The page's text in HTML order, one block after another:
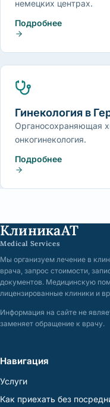
немецких центрах.
Подробнее
Гинекология в
Органосохраняющая
онкогинекология.
Подробнее
КлиникаАТ
Medical Services
Мы организуем лечение в
врача, запрос стоимости,
документов. Медицинскую
лицензированные клиники и
Информация на сайте не
заменяет обращение к врачу.
Навигация
Услуги
Как приехать без